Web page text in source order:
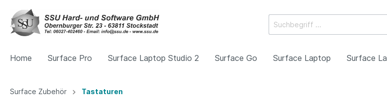
Home Surface Pro Surface Laptop Studio 2 Surface Go Surface Laptop Surface
Zur Kategorie Surface Pro
Zur Kategorie Surface Laptop
Zur Kategorie Surface Zubehör
Surface Zubehör Tastaturen